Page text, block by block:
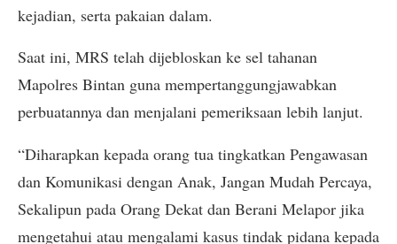
kejadian, serta pakaian dalam.
Saat ini, MRS telah dijebloskan ke sel tahanan
Mapolres Bintan guna mempertanggungjawabkan
perbuatannya dan menjalani pemeriksaan lebih lanjut.
“Diharapkan kepada orang tua tingkatkan Pengawasan
dan Komunikasi dengan Anak, Jangan Mudah Percaya,
Sekalipun pada Orang Dekat dan Berani Melapor jika
mengetahui atau mengalami kasus tindak pidana kepada